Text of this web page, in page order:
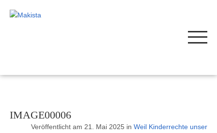
IMAGE00006
Veröffentlicht am 21. Mai 2025 in Weil Kinderrechte unser